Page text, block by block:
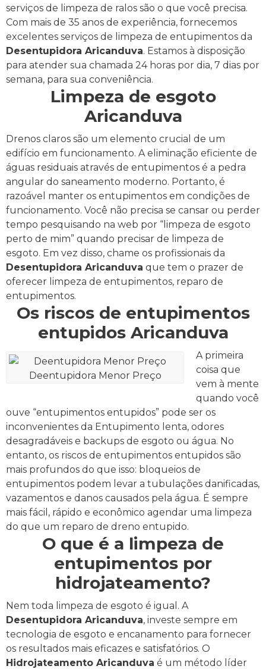
serviços de limpeza de ralos são o que você precisa.
Com mais de 35 anos de experiência, fornecemos
excelentes serviços de limpeza de entupimentos da
Desentupidora Aricanduva. Estamos à disposição
para atender sua chamada 24 horas por dia, 7 dias por
semana, para sua conveniência.
Limpeza de esgoto
Aricanduva
Drenos claros são um elemento crucial de um
edifício em funcionamento. A eliminação eficiente de
águas residuais através de entupimentos é a pedra
angular do saneamento moderno. Portanto, é
razoável manter os entupimentos em condições de
funcionamento. Você não precisa se cansar ou perder
tempo pesquisando na web por “limpeza de esgoto
perto de mim” quando precisar de limpeza de
esgoto. Em vez disso, chame os profissionais da
Desentupidora Aricanduva que tem o prazer de
oferecer limpeza de entupimentos, reparo de
entupimentos.
Os riscos de entupimentos
entupidos Aricanduva
Deentupidora Menor Preço
A primeira
coisa que
vem à mente
quando você
ouve “entupimentos entupidos” pode ser os
inconvenientes da Entupimento lenta, odores
desagradáveis e backups de esgoto ou água. No
entanto, os riscos de entupimentos entupidos são
mais profundos do que isso: bloqueios de
entupimentos podem levar a tubulações danificadas,
vazamentos e danos causados pela água. É sempre
mais fácil, rápido e econômico agendar uma limpeza
do que um reparo de dreno entupido.
O que é a limpeza de
entupimentos por
hidrojateamento?
Nem toda limpeza de esgoto é igual. A
Desentupidora Aricanduva, investe sempre em
tecnologia de esgoto e encanamento para fornecer
os resultados mais eficazes e satisfatórios. O
Hidrojateamento Aricanduva é um método líder